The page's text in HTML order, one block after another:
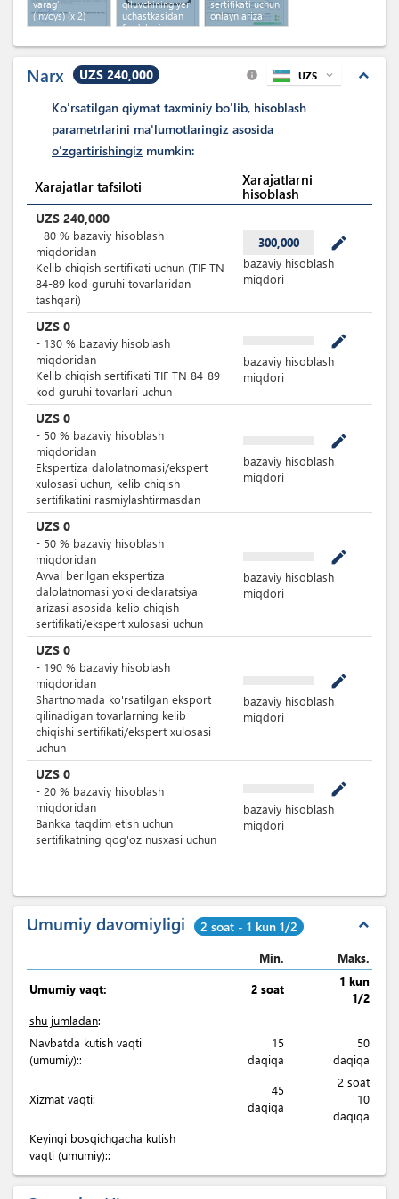
varag'i
(invoys)(x 2)
qiluvchining yer
uchastkasidan
foydalanish
tasdiqlovchi
hujjatlar
sertifikati uchun
onlayn ariza
Narx UZS 240,000 expand_less
info UZS expand_more
Ko'rsatilgan qiymat taxminiy bo'lib, hisoblash
parametrlarini ma'lumotlaringiz asosida
o'zgartirishingiz mumkin:
Xarajatlar tafsiloti
Xarajatlarni
hisoblash
UZS 240,000
- 80 % bazaviy hisoblash
miqdoridan
Kelib chiqish sertifikati uchun (TIF TN
84-89 kod guruhi tovarlaridan
tashqari)
300,000 mode_edit
bazaviy hisoblash
miqdori
UZS 0
- 130 % bazaviy hisoblash
miqdoridan
Kelib chiqish sertifikati TIF TN 84-89
kod guruhi tovarlari uchun
mode_edit
bazaviy hisoblash
miqdori
UZS 0
- 50 % bazaviy hisoblash
miqdoridan
Ekspertiza dalolatnomasi/ekspert
xulosasi uchun, kelib chiqish
sertifikatini rasmiylashtirmasdan
mode_edit
bazaviy hisoblash
miqdori
UZS 0
- 50 % bazaviy hisoblash
miqdoridan
Avval berilgan ekspertiza
dalolatnomasi yoki deklaratsiya
arizasi asosida kelib chiqish
sertifikati/ekspert xulosasi uchun
mode_edit
bazaviy hisoblash
miqdori
UZS 0
- 190 % bazaviy hisoblash
miqdoridan
Shartnomada ko'rsatilgan eksport
qilinadigan tovarlarning kelib
chiqishi sertifikati/ekspert xulosasi
uchun
mode_edit
bazaviy hisoblash
miqdori
UZS 0
- 20 % bazaviy hisoblash
miqdoridan
Bankka taqdim etish uchun
sertifikatning qog'oz nusxasi uchun
mode_edit
bazaviy hisoblash
miqdori
Umumiy davomiyligi 2 soat - 1 kun 1/2 expand_less
Min. Maks.
Umumiy vaqt: 2 soat
1 kun
1/2
shu jumladan:
Navbatda kutish vaqti
(umumiy)::
15
daqiqa
50
daqiqa
Xizmat vaqti:
45
daqiqa
2 soat
10
daqiqa
Keyingi bosqichgacha kutish
vaqti (umumiy)::